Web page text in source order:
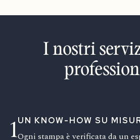
I nostri
1UN KNOW-HOW SU
Ogni stampa è verificata da un